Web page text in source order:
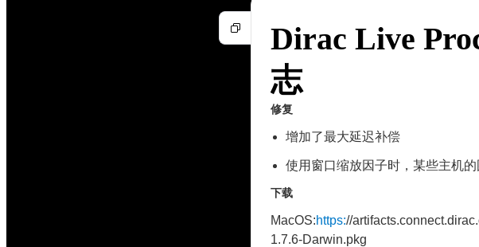
Dirac Live
志
修复
增加了最大延迟补偿
使用窗口缩放因子时，某些主机
下载
MacOS:https://
1.7.6-Darwin.pkg